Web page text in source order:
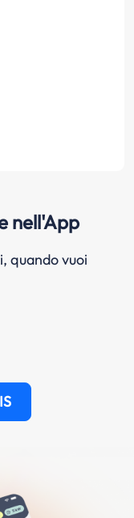
nell'App
quando vuoi